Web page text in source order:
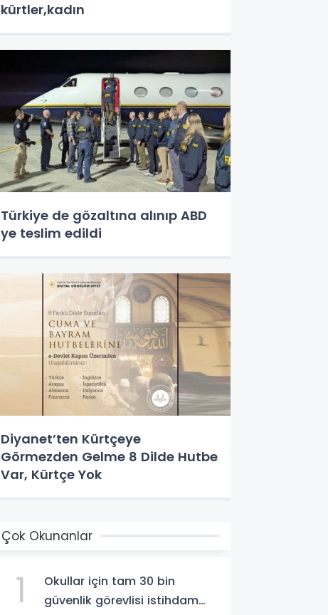
kürtler,kadın
Türkiye de gözaltına alınıp ABD
ye teslim edildi
Diyanet’ten Kürtçeye
Görmezden Gelme 8 Dilde Hutbe
Var, Kürtçe Yok
Çok Okunanlar
1
Okullar için tam 30 bin
güvenlik görevlisi istihdam